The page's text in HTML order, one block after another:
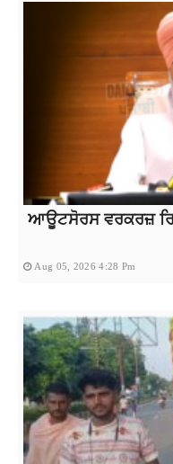
ਆਊਟਸੋਰਸ ਵਰਕਰਜ਼
Aug 05, 2026 4:28 Pm